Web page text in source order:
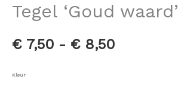
Tegel ‘Goud waard’
€7,50 - €8,50
Kleur